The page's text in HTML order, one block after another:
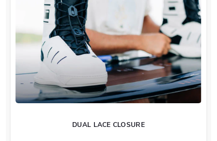
DUAL LACE CLOSURE